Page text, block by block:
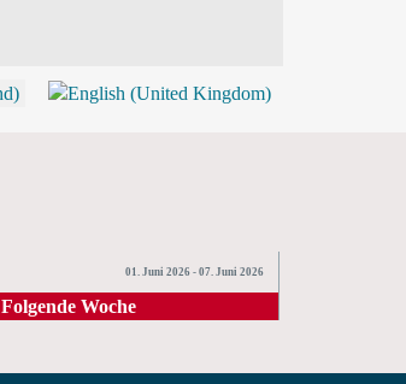
01. Juni 2026 - 07. Juni 2026
Folgende Woche